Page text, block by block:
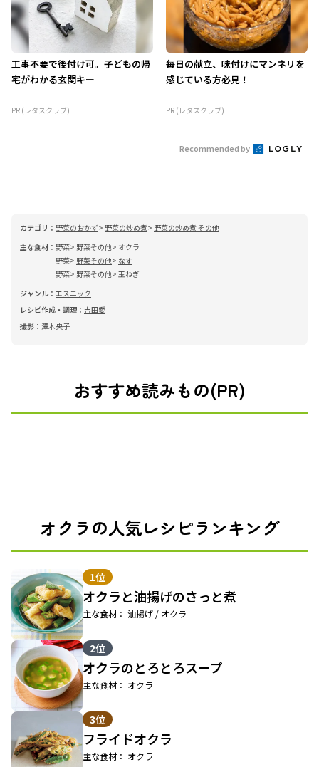
工事不要で後付け可。子どもの帰
宅がわかる玄関キー
PR (レタスクラブ)
毎日の献立、味付けにマンネリを
感じている方必見！
PR (レタスクラブ)
Recommended by
カテゴリ： 野菜のおかず 野菜の炒め煮
野菜の炒め煮 その他
主な食材： 野菜 野菜その他 オクラ
野菜
野菜その他
なす
野菜
野菜その他 玉ねぎ
ジャンル： エスニック
レシピ作成・調理： 吉田愛
撮影： 澤木央子
おすすめ読みもの(PR)
オクラの人気レシピランキング
1位
オクラと油揚げのさっと煮
主な食材： 油揚げ / オクラ
2位
オクラのとろとろスープ
主な食材： オクラ
3位
フライドオクラ
主な食材： オクラ